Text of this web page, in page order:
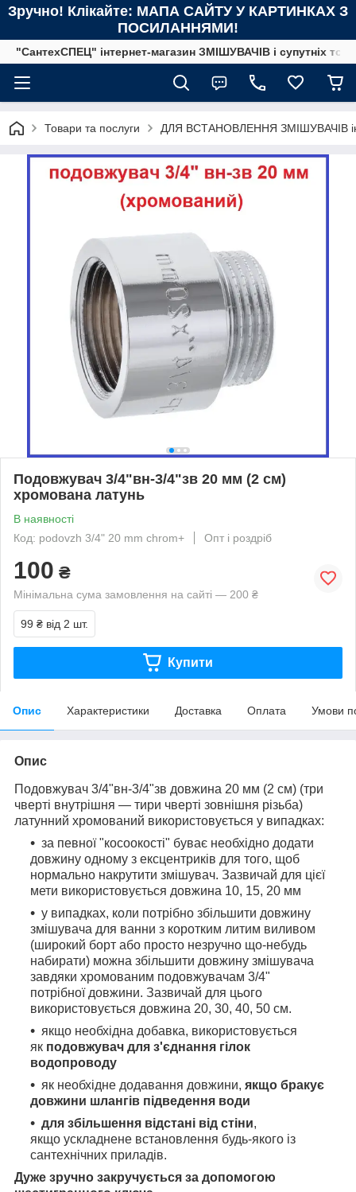
Зручно! Клікайте: МАПА САЙТУ У КАРТИНКАХ З
ПОСИЛАННЯМИ!
"СантехСПЕЦ" інтернет-магазин ЗМІШУВАЧІВ і супутніх
Товари та послуги ДЛЯ ВСТАНОВЛЕННЯ ЗМІШУВАЧІВ
Подовжувач 3/4"вн-3/4"зв 20 мм (2 см)
хромована латунь
В наявності
Код: podovzh 3/4" 20 mm chrom+
Опт і роздріб
100 ₴
Мінімальна сума замовлення на сайті — 200 ₴
99 ₴ від 2 шт.
Купити
Опис Характеристики Доставка Оплата Умови
Опис
Подовжувач 3/4"вн-3/4"зв довжина 20 мм (2 см) (три
чверті внутрішня — тири чверті зовнішня різьба)
латунний хромований використовується у випадках:
за певної "косоокості" буває необхідно додати
довжину одному з ексцентриків для того, щоб
нормально накрутити змішувач. Зазвичай для цієї
мети використовується довжина 10, 15, 20 мм
у випадках, коли потрібно збільшити довжину
змішувача для ванни з коротким литим виливом
(широкий борт або просто незручно що-небудь
набирати) можна збільшити довжину змішувача
завдяки хромованим подовжувачам 3/4"
потрібної довжини. Зазвичай для цього
використовується довжина 20, 30, 40, 50 см.
якщо необхідна добавка, використовується
як подовжувач для з'єднання гілок
водопроводу
як необхідне додавання довжини, якщо бракує
довжини шлангів підведення води
для збільшення відстані від стіни,
якщо ускладнене встановлення будь-якого із
сантехнічних приладів.
Дуже зручно закручується за допомогою